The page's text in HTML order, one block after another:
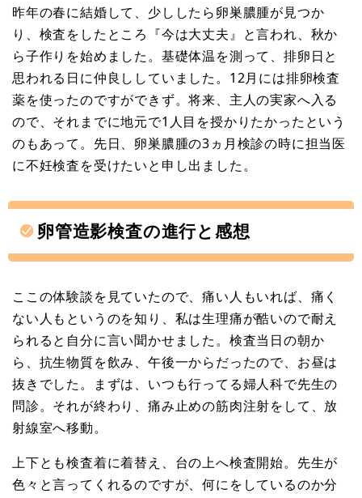
昨年の春に結婚して、少ししたら卵巣膿腫が見つか
り、検査をしたところ『今は大丈夫』と言われ、秋か
ら子作りを始めました。基礎体温を測って、排卵日と
思われる日に仲良ししていました。12月には排卵検査
薬を使ったのですができず。将来、主人の実家へ入る
ので、それまでに地元で1人目を授かりたかったという
のもあって。先日、卵巣膿腫の3ヵ月検診の時に担当医
に不妊検査を受けたいと申し出ました。
卵管造影検査の進行と感想
ここの体験談を見ていたので、痛い人もいれば、痛く
ない人もというのを知り、私は生理痛が酷いので耐え
られると自分に言い聞かせました。検査当日の朝か
ら、抗生物質を飲み、午後一からだったので、お昼は
抜きでした。まずは、いつも行ってる婦人科で先生の
問診。それが終わり、痛み止めの筋肉注射をして、放
射線室へ移動。
上下とも検査着に着替え、台の上へ検査開始。先生が
色々と言ってくれるのですが、何にをしているのか分